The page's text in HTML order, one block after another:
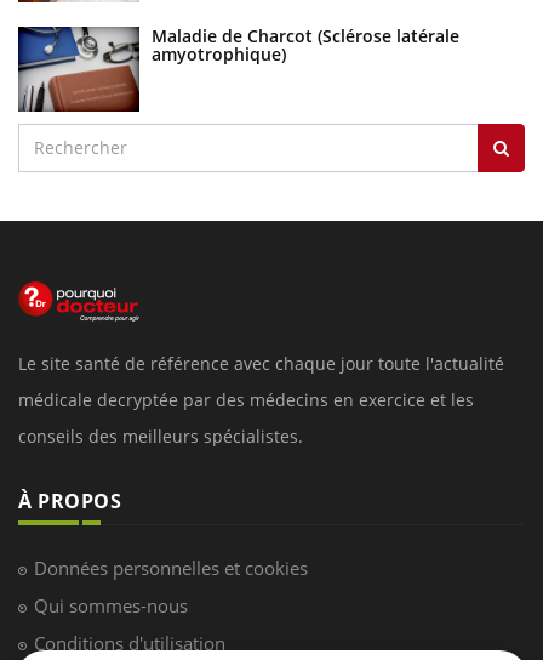
Maladie de Charcot (Sclérose latérale
amyotrophique)
Le site santé de référence avec chaque jour toute l'actualité
médicale decryptée par des médecins en exercice et les
conseils des meilleurs spécialistes.
À PROPOS
Données personnelles et cookies
Qui sommes-nous
Conditions d'utilisation